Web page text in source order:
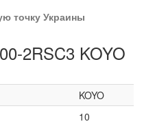
точку Украины
2RSC3 KOYO
KOYO
10